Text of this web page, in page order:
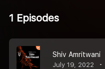
1 Episodes
Shiv Amritwani
July 19, 2022